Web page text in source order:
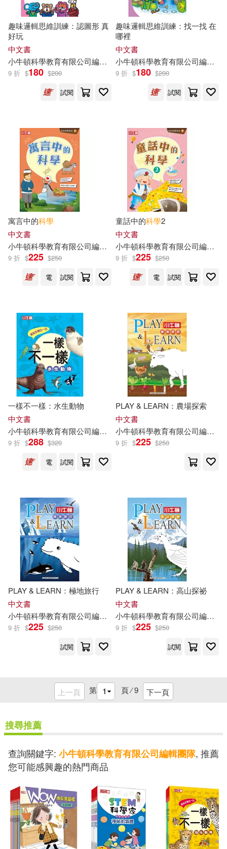
趣味邏輯思維訓練：認圖形 真
好玩
中文書
小牛頓科學教育有限公司編輯 團隊
9 折 $180 $200
試閱
趣味邏輯思維訓練：找一找 在
哪裡
中文書
小牛頓科學教育有限公司編輯
9 折 $180 $200
試閱
寓言中的科學
中文書
小牛頓科學教育有限公司編輯 團隊
9 折 $225 $250
電
試閱
童話中的科學2
中文書
小牛頓科學教育有限公司編輯
9 折 $225 $250
電
試閱
一樣不一樣：水生動物
中文書
小牛頓科學教育有限公司編輯 團隊 廖篤誠 蔣宜庭 邱崇杰
9 折 $288 $320
電
試閱
PLAY & LEARN：農場探索
中文書
小牛頓科學教育有限公司編輯
9 折 $225 $250
PLAY & LEARN：極地旅行
中文書
小牛頓科學教育有限公司編輯 團隊
9 折 $225 $250
試閱
PLAY & LEARN：高山探祕
中文書
小牛頓科學教育有限公司編輯
9 折 $225 $250
試閱
上一頁 第 頁 ⁄9 下一頁
搜尋推薦
查詢關鍵字: 小牛頓科學教育有限公司編輯團隊, 推薦
您可能感興趣的熱門商品